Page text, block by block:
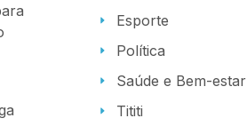
Esporte
Política
Saúde e Bem-estar
Tititi